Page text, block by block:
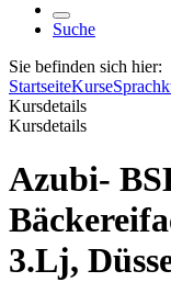
Suche
Sie befinden sich hier:
StartseiteKurse
Kursdetails
Kursdetails
Azubi-
3.Lj,